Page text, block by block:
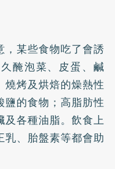
某些食物吃了會誘
醃泡菜、皮蛋、鹹
燒烤及烘焙的燥熱性
鹽的食物；高脂肪性
及各種油脂。飲食上
乳、胎盤素等都會助